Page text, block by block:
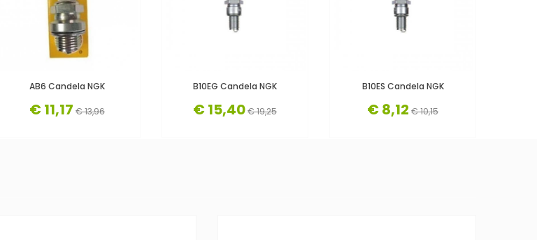
AB6 Candela NGK
€ 11,17 € 13,96
B10EG Candela NGK
€ 15,40€ 19,25
B10ES Candela NGK
€ 8,12 € 10,15